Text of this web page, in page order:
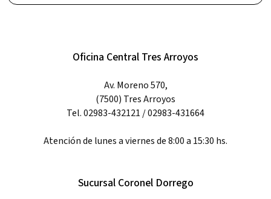
Oficina Central Tres Arroyos
Av. Moreno 570,
(7500) Tres Arroyos
Tel. 02983-432121 / 02983-431664
Atención de lunes a viernes de 8:00 a 15:30 hs.
Sucursal Coronel Dorrego